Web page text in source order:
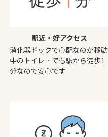
駅近・好アクセス
消化器ドックで心配なのが移動
中のトイレ…でも駅から徒歩1
分なので安心です